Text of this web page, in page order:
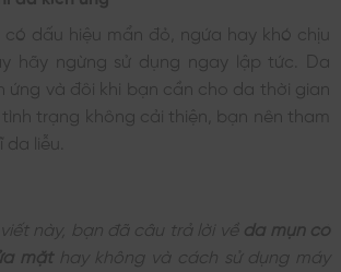
dấu hiệu mẩn đỏ, ngứa hay khó chịu
hãy ngừng sử dụng ngay lập tức. Da
ứng và đôi khi bạn cần cho da thời gian
tình trạng không cải thiện, bạn nên tham
da liễu.
này, bạn đã câu trả lời về da mụn có
mặthay không và cách sử dụng máy